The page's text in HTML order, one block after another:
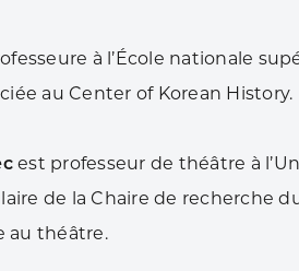
à l’École nationale
au Center of Korean History.
est professeur de théâtre à
de la Chaire de recherche
au théâtre.